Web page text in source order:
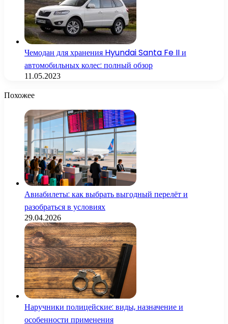
Чемодан для хранения Hyundai Santa Fe II и
автомобильных колес: полный обзор
11.05.2023
Похожее
Авиабилеты: как выбрать выгодный перелёт и
разобраться в условиях
29.04.2026
Наручники полицейские: виды, назначение и
особенности применения